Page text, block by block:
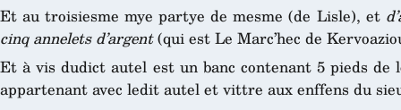
Et au troisiesme mye partye de mesme (de Lisle), et
cinq annelets d’argent(qui est Le Marc’hec de
Et à vis dudict autel est un banc contenant 5 pieds de
appartenant avec ledit autel et vittre aux enffens du